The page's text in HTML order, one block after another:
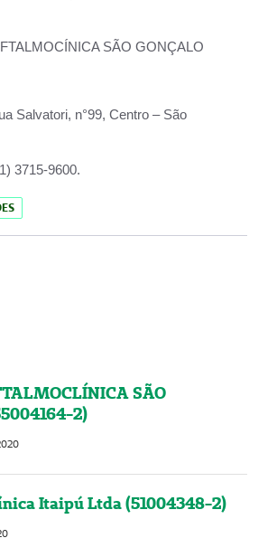
SÃO GONÇALO
Salvatori, n°99, Centro – São
3715-9600.
SÃO
2)
Itaipú Ltda (51004348-2)